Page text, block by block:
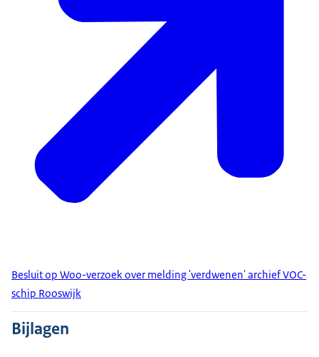
Besluit op Woo-verzoek over melding 'verdwenen' archief VOC-
schip Rooswijk
Bijlagen